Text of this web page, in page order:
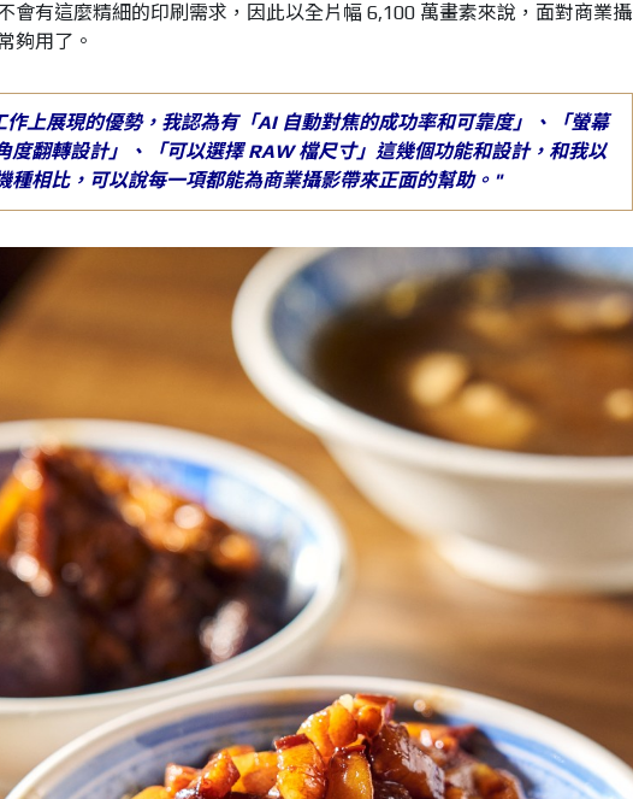
會有這麼精細的印刷需求，因此以全片幅 6,100 萬畫素來說，面對商業攝
夠用了。
作上展現的優勢，我認為有「AI 自動對焦的成功率和可靠度」、「螢幕
度翻轉設計」、「可以選擇RAW檔尺寸」這幾個功能和設計，和我以
種相比，可以說每一項都能為商業攝影帶來正面的幫助。"